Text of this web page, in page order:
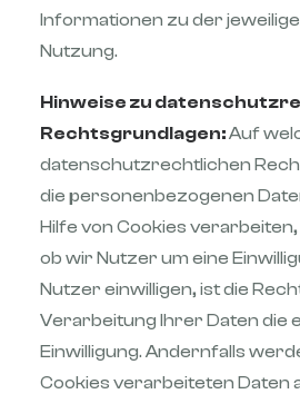
Informationen zu der
Nutzung.
Hinweise zu
Rechtsgrundlagen:Auf
datenschutzrechtlichen
die personenbezogenen
Hilfe von Cookies
ob wir Nutzer um eine
Nutzer einwilligen, ist die
Verarbeitung Ihrer Daten die
Einwilligung. Andernfalls
Cookies verarbeiteten Daten